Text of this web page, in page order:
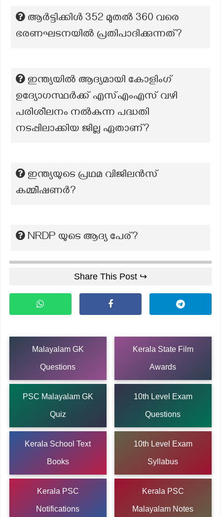
ആർട്ടിക്കിൾ 352 മുതൽ 360 വരെ
ഭരണഘടനയിൽ പ്രതിപാദിക്കുന്നത്?
ഇന്ത്യയിൽ ആദ്യമായി കോളിംഗ്
ഉദ്യോഗസ്ഥർക്ക് എസ്എംഎസ് വഴി
പരിശീലനം നൽകുന്ന പദ്ധതി
നടപ്പിലാക്കിയ ജില്ല ഏതാണ്?
ഇന്ത്യയുടെ പ്രഥമ വിജിലൻസ്
കമ്മീഷണർ?
NRDP യുടെ ആദ്യ പേര്?
Share This Post ↪
Malayalam GK
Questions
Kerala State Film
Awards
PSC Malayalam GK
Quiz
10th Level Exam
Questions
Kerala School Text
Books
10th Level Exam
Syllabus
Kerala PSC
Notifications
Kerala PSC
Malayalam Notes